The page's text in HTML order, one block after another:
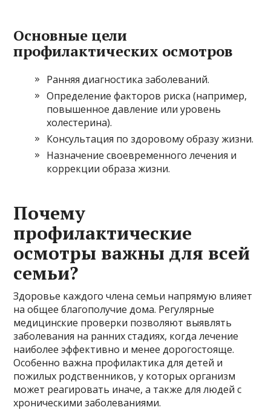
Основные цели
профилактических осмотров
Ранняя диагностика заболеваний.
Определение факторов риска (например,
повышенное давление или уровень
холестерина).
Консультация по здоровому образу жизни.
Назначение своевременного лечения и
коррекции образа жизни.
Почему
профилактические
осмотры важны для всей
семьи?
Здоровье каждого члена семьи напрямую влияет
на общее благополучие дома. Регулярные
медицинские проверки позволяют выявлять
заболевания на ранних стадиях, когда лечение
наиболее эффективно и менее дорогостояще.
Особенно важна профилактика для детей и
пожилых родственников, у которых организм
может реагировать иначе, а также для людей с
хроническими заболеваниями.